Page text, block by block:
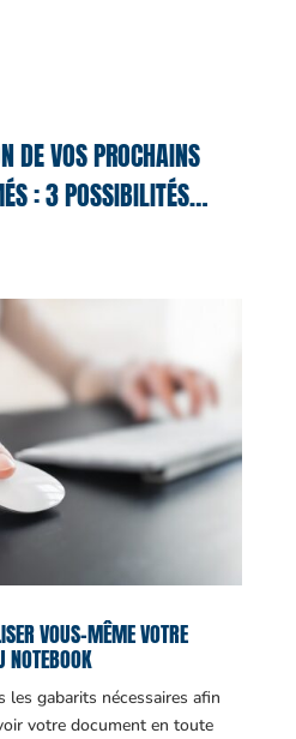
DE VOS PROCHAINS
: 3 POSSIBILITÉS…
VOUS-MÊME VOTRE
NOTEBOOK
gabarits nécessaires afin
votre document en toute